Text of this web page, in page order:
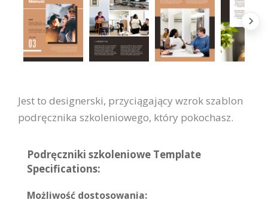
Jest to designerski, przyciągający wzrok szablon
podręcznika szkoleniowego, który pokochasz.
Podręczniki szkoleniowe Template
Specifications:
Możliwość dostosowania: